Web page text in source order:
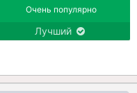
Очень популярно
Лучший